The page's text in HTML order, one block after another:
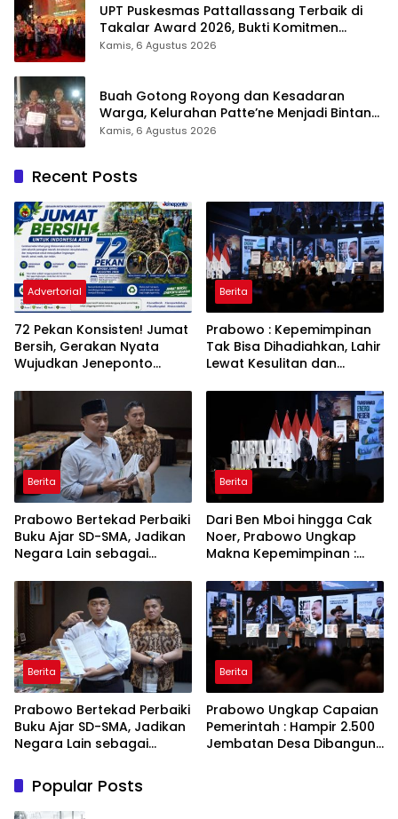
UPT Puskesmas Pattallassang Terbaik di
Takalar Award 2026, Bukti Komitmen
Hadirkan Pelayanan Kesehatan Berkualitas
Kamis, 6 Agustus 2026
Buah Gotong Royong dan Kesadaran
Warga, Kelurahan Patte’ne Menjadi Bintang
Takalar Award 2026
Kamis, 6 Agustus 2026
Recent Posts
Advertorial
72 Pekan Konsisten! Jumat
Bersih, Gerakan Nyata
Wujudkan Jeneponto
ASRI
Berita
Prabowo : Kepemimpinan
Tak Bisa Dihadiahkan, Lahir
Lewat Kesulitan dan
Berita
Prabowo Bertekad Perbaiki
Buku Ajar SD-SMA, Jadikan
Negara Lain sebagai
Berita
Dari Ben Mboi hingga Cak
Noer, Prabowo Ungkap
Makna Kepemimpinan :
Gunakan Akal Sehat
Berita
Prabowo Bertekad Perbaiki
Buku Ajar SD-SMA, Jadikan
Negara Lain sebagai
Berita
Prabowo Ungkap Capaian
Pemerintah : Hampir 2.500
Jembatan Desa Dibangun,
Popular Posts